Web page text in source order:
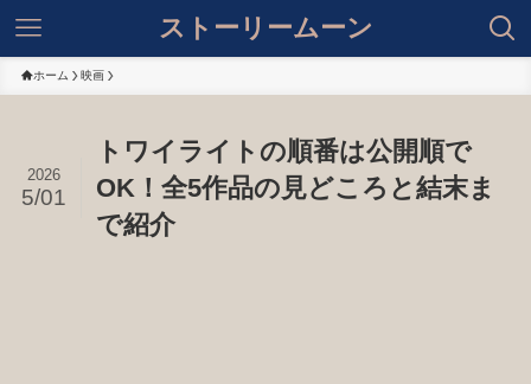
ストーリームーン
ホーム 映画
トワイライトの順番は公開順で
OK！全5作品の見どころと結末ま
で紹介
2026
5/01